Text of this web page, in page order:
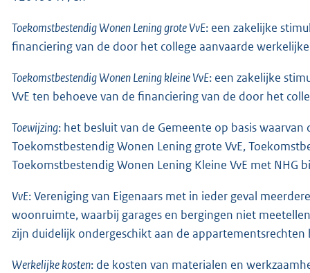
Toekomstbestendig Wonen Lening grote VvE: een zakelijke
financiering van de door het college aanvaarde
Toekomstbestendig Wonen Lening kleine VvE: een zakelijke
VvE ten behoeve van de financiering van de door het
Toewijzing: het besluit van de Gemeente op basis
Toekomstbestendig Wonen Lening grote VvE,
Toekomstbestendig Wonen Lening Kleine VvE met NHG
VvE: Vereniging van Eigenaars met in ieder geval
woonruimte, waarbij garages en bergingen niet
zijn duidelijk ondergeschikt aan de
Werkelijke kosten: de kosten van materialen en